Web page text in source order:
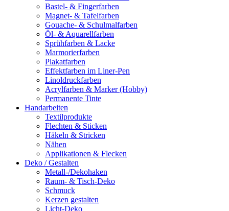
Bastel- & Fingerfarben
Magnet- & Tafelfarben
Gouache- & Schulmalfarben
Öl- & Aquarellfarben
Sprühfarben & Lacke
Marmorierfarben
Plakatfarben
Effektfarben im Liner-Pen
Linoldruckfarben
Acrylfarben & Marker (Hobby)
Permanente Tinte
Handarbeiten
Textilprodukte
Flechten & Sticken
Häkeln & Stricken
Nähen
Applikationen & Flecken
Deko / Gestalten
Metall-/Dekohaken
Raum- & Tisch-Deko
Schmuck
Kerzen gestalten
Licht-Deko